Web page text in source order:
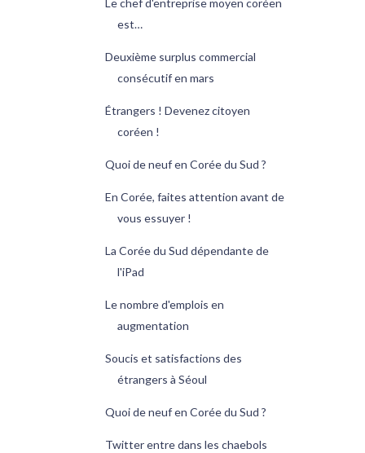
Le chef d'entreprise moyen coréen
est…
Deuxième surplus commercial
consécutif en mars
Étrangers ! Devenez citoyen
coréen !
Quoi de neuf en Corée du Sud ?
En Corée, faites attention avant de
vous essuyer !
La Corée du Sud dépendante de
l'iPad
Le nombre d'emplois en
augmentation
Soucis et satisfactions des
étrangers à Séoul
Quoi de neuf en Corée du Sud ?
Twitter entre dans les chaebols